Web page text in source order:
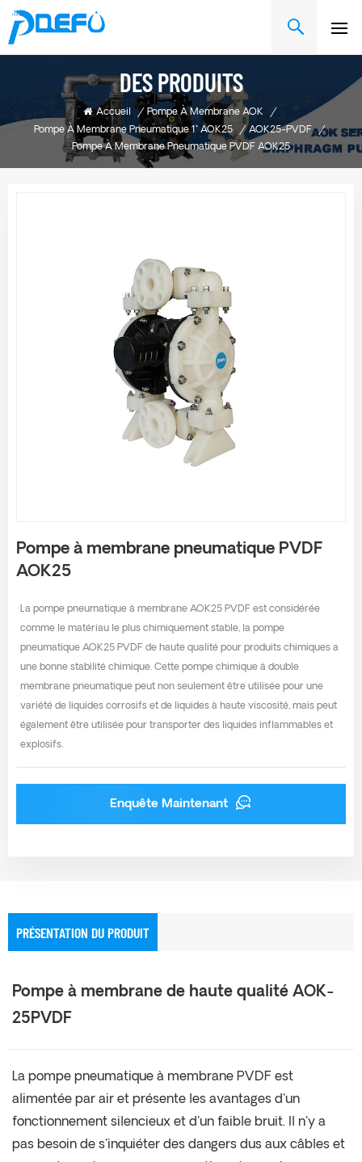
DES PRODUITS
Accueil / Pompe À Membrane AOK
/
Pompe À Membrane Pneumatique 1" AOK25
/ AOK25-PVDF
/
Pompe À Membrane Pneumatique PVDF AOK25
Pompe à membrane pneumatique PVDF
AOK25
La pompe pneumatique à membrane AOK25 PVDF est considérée
comme le matériau le plus chimiquement stable, la pompe
pneumatique AOK25 PVDF de haute qualité pour produits chimiques a
une bonne stabilité chimique. Cette pompe chimique à double
membrane pneumatique peut non seulement être utilisée pour une
variété de liquides corrosifs et de liquides à haute viscosité, mais peut
également être utilisée pour transporter des liquides inflammables et
explosifs.
Enquête Maintenant
PRÉSENTATION DU PRODUIT
Pompe à membrane de haute qualité AOK-
25PVDF
La pompe pneumatique à membrane PVDF est
alimentée par air et présente les avantages d'un
fonctionnement silencieux et d'un faible bruit. Il n'y a
pas besoin de s'inquiéter des dangers dus aux câbles et